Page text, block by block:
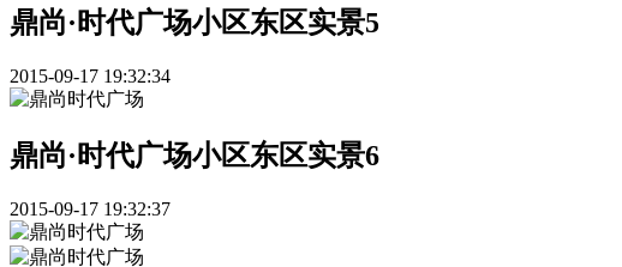
鼎尚·时代广场小区东区实景5
2015-09-17 19:32:34
鼎尚·时代广场小区东区实景6
2015-09-17 19:32:37